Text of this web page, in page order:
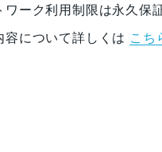
ワーク利用制限は永久保
容について詳しくは こち